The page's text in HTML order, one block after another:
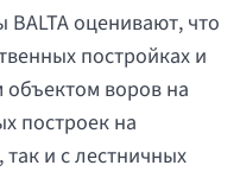
оценивают, что
постройках и
воров на
построек на
и с лестничных